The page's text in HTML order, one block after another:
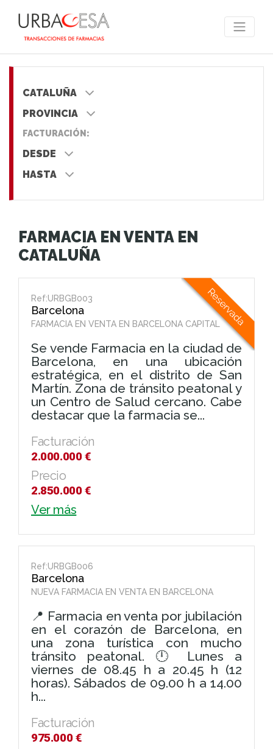
CATALUÑA
PROVINCIA
FACTURACIÓN:
DESDE
HASTA
FARMACIA EN VENTA EN
CATALUÑA
Ref:URBGB003
Barcelona
FARMACIA EN VENTA EN BARCELONA CAPITAL
Se vende Farmacia en la ciudad de
Barcelona, en una ubicación
estratégica, en el distrito de San
Martín. Zona de tránsito peatonal y
un Centro de Salud cercano. Cabe
destacar que la farmacia se...
Facturación
2.000.000 €
Precio
2.850.000 €
Ver más
Ref:URBGB006
Barcelona
NUEVA FARMACIA EN VENTA EN BARCELONA
📍 Farmacia en venta por jubilación
en el corazón de Barcelona, en
una zona turística con mucho
tránsito peatonal. 🕛 Lunes a
viernes de 08.45 h a 20.45 h (12
horas). Sábados de 09.00 h a 14.00
h...
Facturación
975.000 €